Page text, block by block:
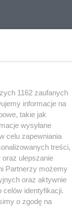
1162 zaufanych
informacje na
takie jak
wysyłane
celu zapewniania
treści,
oraz ulepszanie
Partnerzy możemy
oraz aktywnie
identyfikacji.
o zgodę na